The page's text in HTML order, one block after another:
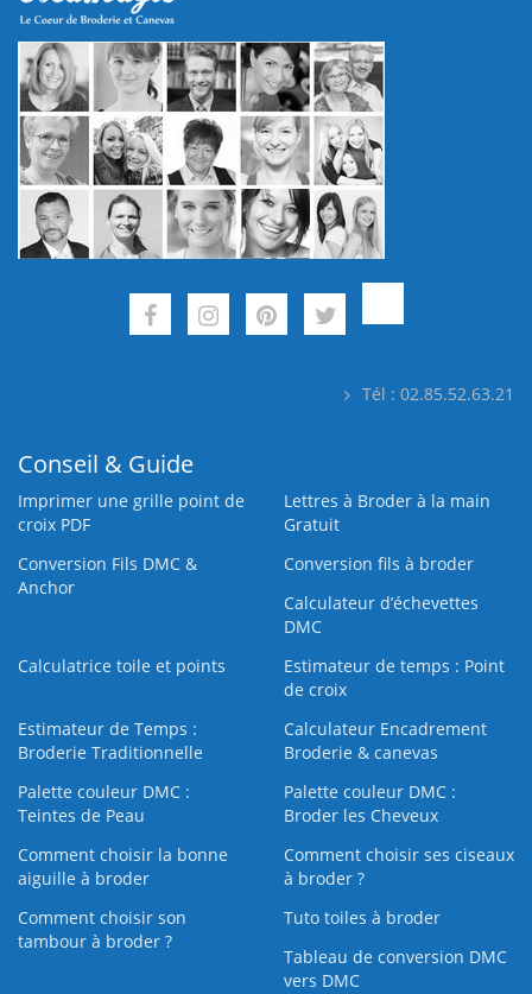
Tél : 02.85.52.63.21
Conseil & Guide
Imprimer une grille point de
croix PDF
Lettres à Broder à la main
Gratuit
Conversion Fils DMC &
Anchor
Conversion fils à broder
Calculateur d’échevettes
DMC
Calculatrice toile et points
Estimateur de temps : Point
de croix
Estimateur de Temps :
Broderie Traditionnelle
Calculateur Encadrement
Broderie & canevas
Palette couleur DMC :
Teintes de Peau
Palette couleur DMC :
Broder les Cheveux
Comment choisir la bonne
aiguille à broder
Comment choisir ses ciseaux
à broder ?
Comment choisir son
tambour à broder ?
Tuto toiles à broder
Tableau de conversion DMC
vers DMC